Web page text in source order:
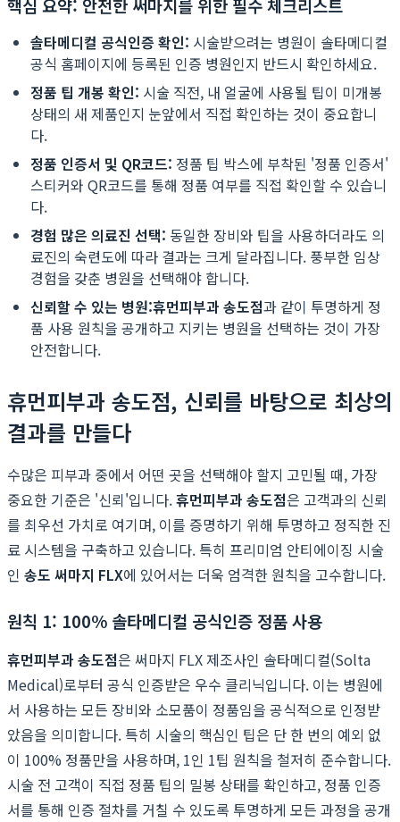
솔타메디컬 공식인증 확인: 시술받으려는 병원이 솔타메디컬
공식 홈페이지에 등록된 인증 병원인지 반드시 확인하세요.
정품 팁 개봉 확인: 시술 직전, 내 얼굴에 사용될 팁이 미개봉
상태의 새 제품인지 눈앞에서 직접 확인하는 것이 중요합니
다.
정품 인증서 및 QR코드: 정품 팁 박스에 부착된 '정품 인증서'
스티커와 QR코드를 통해 정품 여부를 직접 확인할 수 있습니
다.
경험 많은 의료진 선택: 동일한 장비와 팁을 사용하더라도 의
료진의 숙련도에 따라 결과는 크게 달라집니다. 풍부한 임상
경험을 갖춘 병원을 선택해야 합니다.
신뢰할 수 있는 병원:휴먼피부과 송도점과 같이 투명하게 정
품 사용 원칙을 공개하고 지키는 병원을 선택하는 것이 가장
안전합니다.
휴먼피부과 송도점, 신뢰를 바탕으로 최상의
결과를 만들다
수많은 피부과 중에서 어떤 곳을 선택해야 할지 고민될 때, 가장
중요한 기준은 '신뢰'입니다.휴먼피부과 송도점은 고객과의 신뢰
를 최우선 가치로 여기며, 이를 증명하기 위해 투명하고 정직한 진
료 시스템을 구축하고 있습니다. 특히 프리미엄 안티에이징 시술
인 송도 써마지 FLX에 있어서는 더욱 엄격한 원칙을 고수합니다.
원칙 1: 100% 솔타메디컬 공식인증 정품 사용
휴먼피부과 송도점은 써마지 FLX 제조사인 솔타메디컬(Solta
Medical)로부터 공식 인증받은 우수 클리닉입니다. 이는 병원에
서 사용하는 모든 장비와 소모품이 정품임을 공식적으로 인정받
았음을 의미합니다. 특히 시술의 핵심인 팁은 단 한 번의 예외 없
이 100% 정품만을 사용하며, 1인 1팁 원칙을 철저히 준수합니다.
시술 전 고객이 직접 정품 팁의 밀봉 상태를 확인하고, 정품 인증
서를 통해 인증 절차를 거칠 수 있도록 투명하게 모든 과정을 공개